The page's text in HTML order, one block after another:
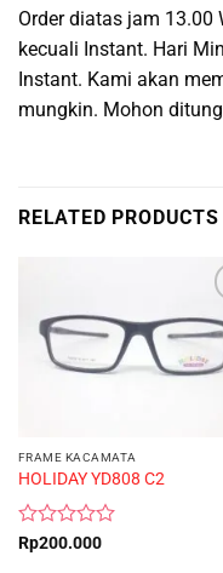
Order diatas jam 13.00
kecuali Instant. Hari
Instant. Kami akan
mungkin. Mohon
RELATED PRODUCTS
FRAME KACAMATA
HOLIDAY YD808 C2
Rated
Rp200.000